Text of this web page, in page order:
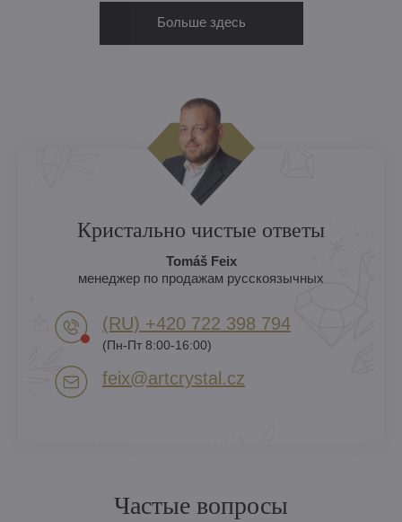
Больше здесь
Кристально чистые ответы
Tomáš Feix
менеджер по продажам русскоязычных
(RU) +420 722 398 794​
(Пн-Пт 8:00-16:00)
feix​@artcrystal​.cz
Частые вопросы